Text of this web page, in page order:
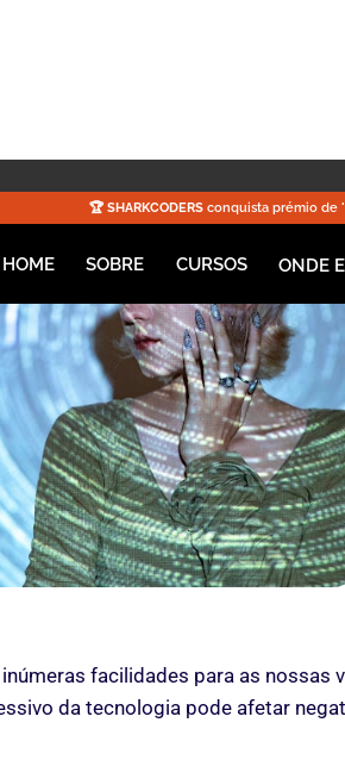
☀️🚀
🏆️ SHARKCODERSconquista prémio de
HOME SOBRE CURSOS ONDE
facilidades para as
da tecnologia pode afetar